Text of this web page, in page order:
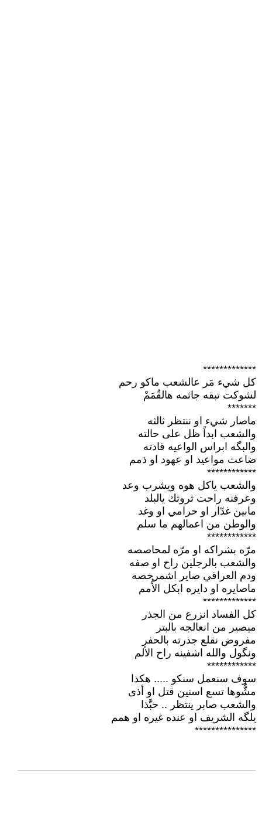
*************
كل شيء مَر عالشعب ماكو رحم
لشوكت تبقه جاثمه هالقُمَمْ
*******
ماصار شيء او ننتظر ثالثه
والشعب ابداً ظل على حالته
والبگه ابراس الواعيه قادته
ضاعت مواعيد او عهود او ذمم
************
والشعب ياكل هوه ويشرب وعد
وعرفنه راحت ثروتك يالبلد
مابين غدّار او حرامي او وغد
والوطن من اعمالهم ما سلم
************
مرّه بشراكه او مرّه لمحاصصه
والشعب بالرجلين راح او صفه
ودم العراقي صاير اشمرخصه
ماصايره او دايره ابكل الأُمم
*************
كل الفساد انزرع من الجذر
ميصير من انعالجه بالبتر
مفروض نقلع جذرته بالحفر
ونگول والله اشفينه راح الألم
************
سوف سنعمل سنكو ..... هكذا
مشُّوها تسع اسنين قتل او أذى
والشعب صابر ينتظر .. حبَّذا
یلگه الشریف او عنده غيره او همم
***************